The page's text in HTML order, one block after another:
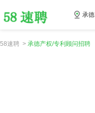
承德
58速聘 > 承德产权/专利顾问招聘